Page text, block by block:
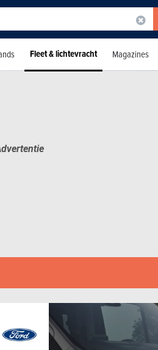
Fleet & lichtevracht Magazines